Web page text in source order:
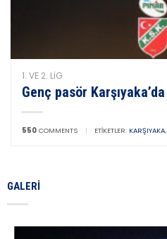
1. VE 2. LIG
Genç pasör Karşıyaka’da
550 COMMENTS | ETIKETLER: KARŞIYAKA,
GALERI